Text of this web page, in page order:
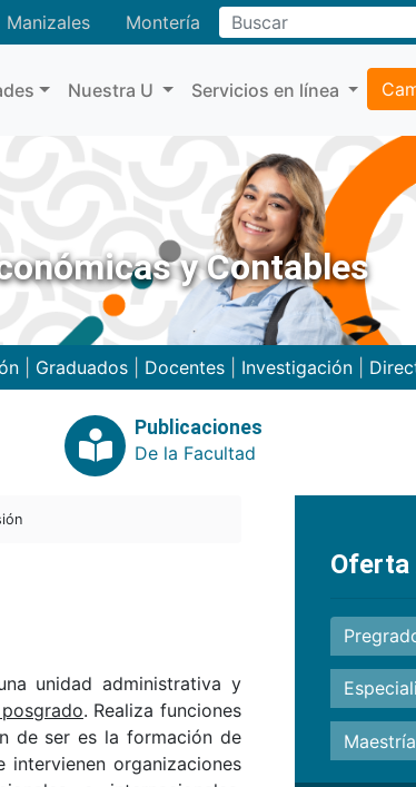
Manizales MonteríaBuscar
Nuestra U Servicios en línea
y Contables
| Graduados| Docentes| Investigación|
Publicaciones
De la Facultad
unidad administrativa y
. Realiza funciones
de ser es la formación de
organizaciones
Oferta
Maestría